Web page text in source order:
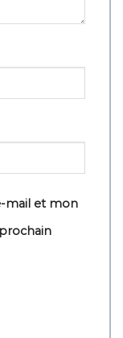
mail et mon